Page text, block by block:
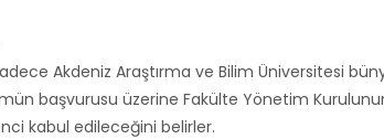
Akdeniz Araştırma ve Bilim Üniversitesi
başvurusu üzerine Fakülte Yönetim
kabul edileceğini belirler.